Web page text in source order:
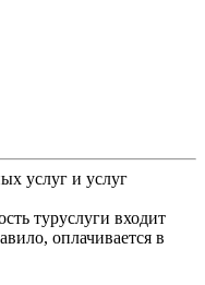
услуг и услуг
туруслуги входит
оплачивается в